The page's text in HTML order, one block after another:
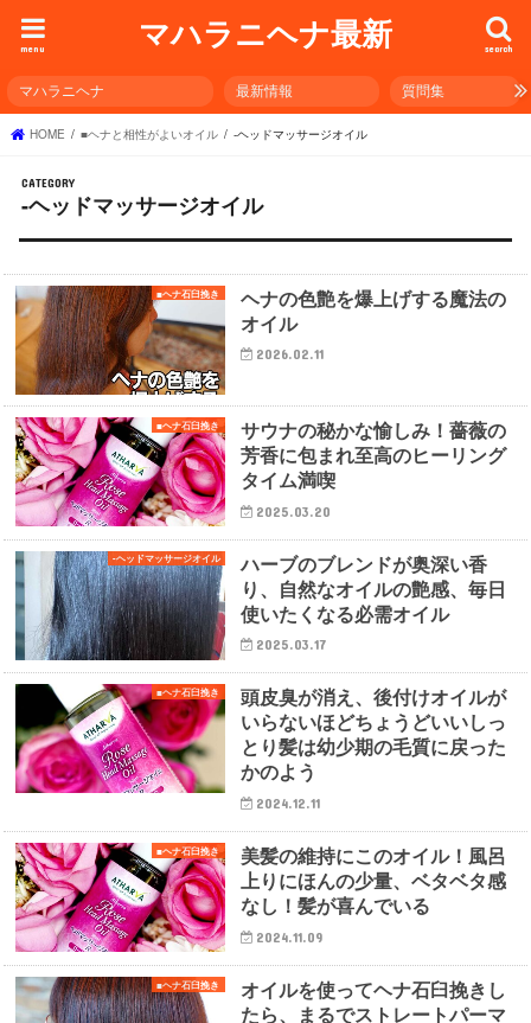
マハラニヘナ最新 search
menu
マハラニヘナ 最新情報 質問集
HOME ■ヘナと相性がよいオイル -ヘッドマッサージオイル
-ヘッドマッサージオイル
■ヘナ石臼挽き
ヘナの色艶を爆上げする魔法の
オイル
2026.02.11
■ヘナ石臼挽き
サウナの秘かな愉しみ！薔薇の
芳香に包まれ至高のヒーリング
タイム満喫
2025.03.20
-ヘッドマッサージオイル
ハーブのブレンドが奥深い香
り、自然なオイルの艶感、毎日
使いたくなる必需オイル
2025.03.17
■ヘナ石臼挽き
頭皮臭が消え、後付けオイルが
いらないほどちょうどいいしっ
とり髪は幼少期の毛質に戻った
かのよう
2024.12.11
■ヘナ石臼挽き
美髪の維持にこのオイル！風呂
上りにほんの少量、ベタベタ感
なし！髪が喜んでいる
2024.11.09
■ヘナ石臼挽き
オイルを使ってヘナ石臼挽きし
たら、まるでストレートパーマ